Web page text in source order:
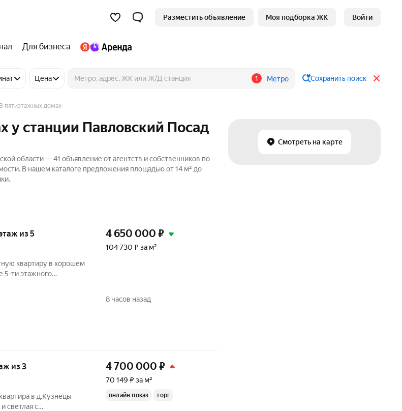
Разместить объявление Моя подборка ЖК Войти
Для бизнеса
Цена 1 Метро Сохранить поиск
Смотреть на карте
В пятиэтажных домах
у станции Павловский Посад
области — 41 объявление от агентств и собственников по
В нашем каталоге предложения площадью от 14 м² до
из 5
квартиру в хорошем
5-ти этажного
Частично
4 650 000 ₽
104 730 ₽ за м²
8 часов назад
из 3
в д.Кузнецы
светлая с
4 700 000 ₽
70 149 ₽ за м²
онлайн показ торг